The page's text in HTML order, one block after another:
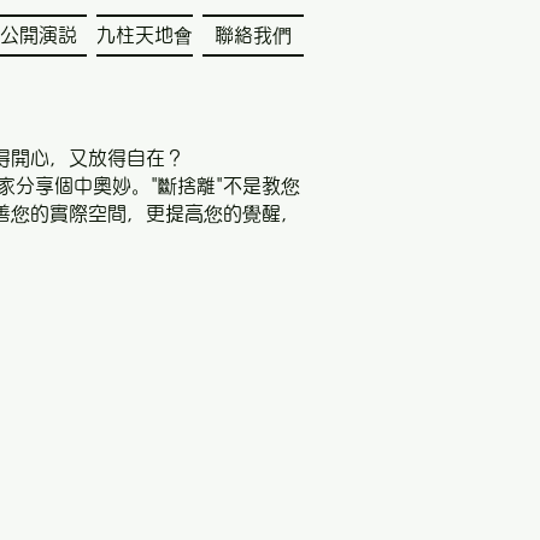
公開演説 九柱天地會 聯絡我們
開心，又放得自在？
分享個中奧妙。"斷捨離"不是教您
的實際空間，更提高您的覺醒，